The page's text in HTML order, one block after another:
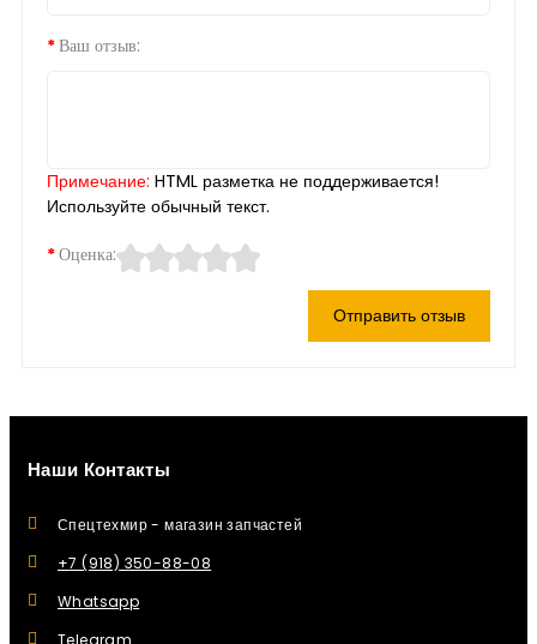
Ваш отзыв:
Примечание: HTML разметка не поддерживается!
Используйте обычный текст.
Оценка:
Отправить отзыв
Наши Контакты
Спецтехмир - магазин запчастей
+7 (918) 350-88-08
Whatsapp
Telegram